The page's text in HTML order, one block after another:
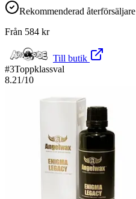
Rekommenderad återförsäljare
Från 584 kr
Till butik
#3Toppklassval
8.21/10